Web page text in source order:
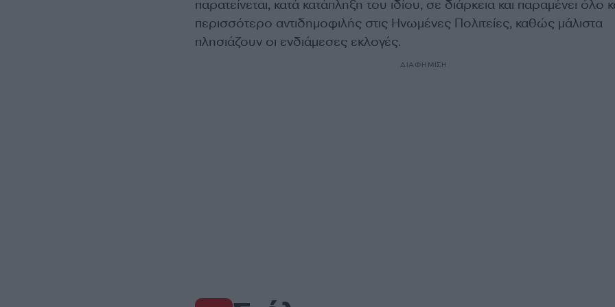
παρατείνεται, κατά κατάπληξη του ιδίου, σε διάρκεια και παραμένει όλο
περισσότερο αντιδημοφιλής στις Ηνωμένες Πολιτείες, καθώς μάλιστα
πλησιάζουν οι ενδιάμεσες εκλογές.
ΔΙΑΦΗΜΙΣΗ